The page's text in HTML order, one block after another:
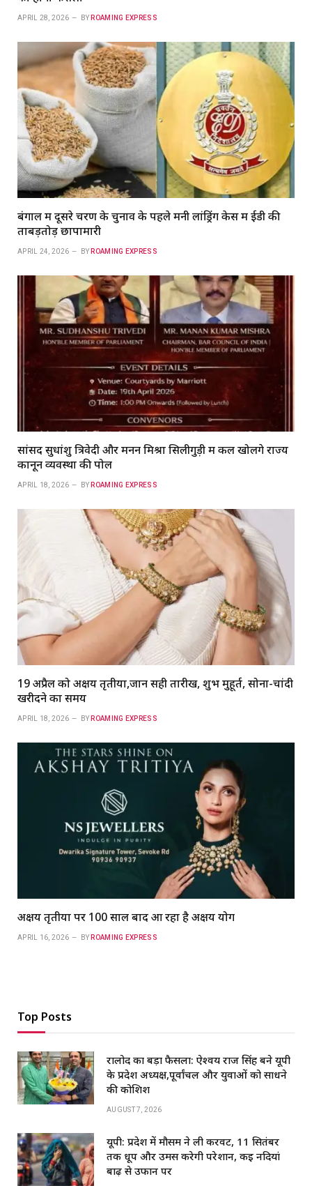
APRIL 28, 2026 BY ROAMING EXPRESS
बंगाल में दूसरे चरण के चुनाव के पहले मनी लांड्रिंग केस में ईडी की
ताबड़तोड़ छापामारी
APRIL 24, 2026 BY ROAMING EXPRESS
सांसद सुधांशु त्रिवेदी और मनन मिश्रा सिलीगुड़ी में कल खोलेंगे राज्य
कानून व्यवस्था की पोल
APRIL 18, 2026 BY ROAMING EXPRESS
19 अप्रैल को अक्षय तृतीया,जानें सही तारीख, शुभ मुहूर्त, सोना-चांदी
खरीदने का समय
APRIL 18, 2026 BY ROAMING EXPRESS
अक्षय तृतीया पर 100 साल बाद आ रहा है अक्षय योग
APRIL 16, 2026 BY ROAMING EXPRESS
Top Posts
रालोद का बड़ा फैसला: ऐश्वर्य राज सिंह बने यूपी
के प्रदेश अध्यक्ष,पूर्वांचल और युवाओं को साधने
की कोशिश
AUGUST 7, 2026
यूपी: प्रदेश में मौसम ने ली करवट, 11 सितंबर
तक धूप और उमस करेगी परेशान, कई नदियां
बाढ़ से उफान पर